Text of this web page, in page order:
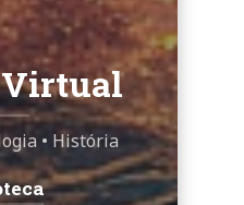
• História